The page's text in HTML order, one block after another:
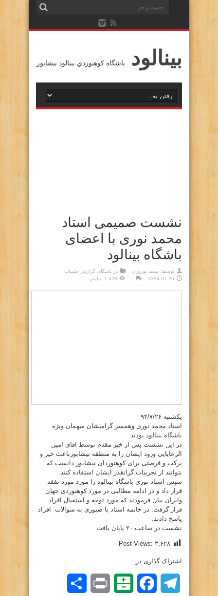
بينالود باشگاه كوهنوردي بينالود نيشابور
نشست صمیمی استاد
محمد نوری با اعضای
باشگاه بینالود
توسط: سعيد نوروزي در باشگاه گزارش جلسات
1394-07-26
۰ 1,620 نمایش
یکشنبه ۹۴/۷/۲۶
استاد محمد نوری وهمسر گرامیشان میهمان ویژه
باشگاه بینالود بودند.
در این نشست پس از خیر مقدم توسط آقای امین
الرعایایی ورود ایشان را به منطقه نیشابورباعث خیر و
برکت و فرصتی برای کوهنوردان نیشابور دانست که
بتوانند از تجربیات گرانقدر ایشان استفاده کنند.
سپس استاد نوری باشگاه بینالود را مورد مورد تفقد
قرار داد و در ادامه مطالبی در مورد کوهنوردی جهان
وایران بیان فرمودند که مورد توجه و استقبال افراد
قرار گرفت. در خاتمه استاد با صبوری به سوالات افراد
پاسخ دادند.
نشست در ساعت ۲۰ پایان یافت
Post Views: ۳,۶۲۸
اشتراک گذاری در :
Telegram
Facebook
Balatarin
Print